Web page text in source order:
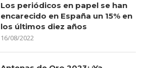
Los periódicos en papel se han
encarecido en España un 15% en
los últimos diez años
16/08/2022